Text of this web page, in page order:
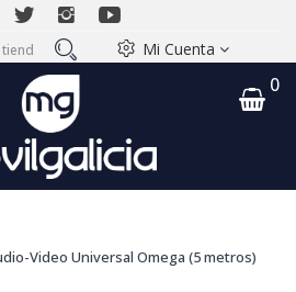
Mi Cuenta
0
Video Universal Omega (5 metros)